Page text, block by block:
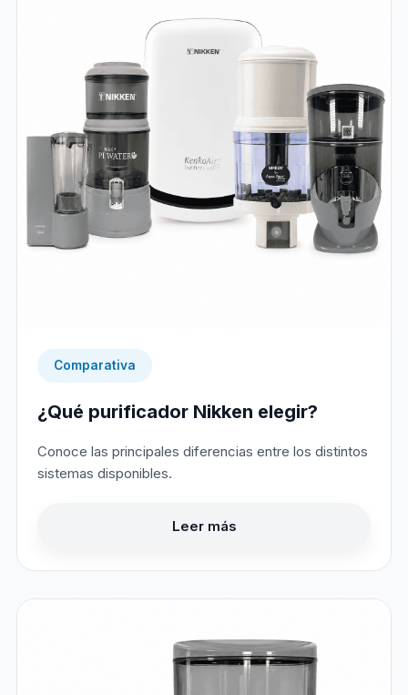
Comparativa
¿Qué purificador Nikken elegir?
Conoce las principales diferencias entre los distintos
sistemas disponibles.
Leer más